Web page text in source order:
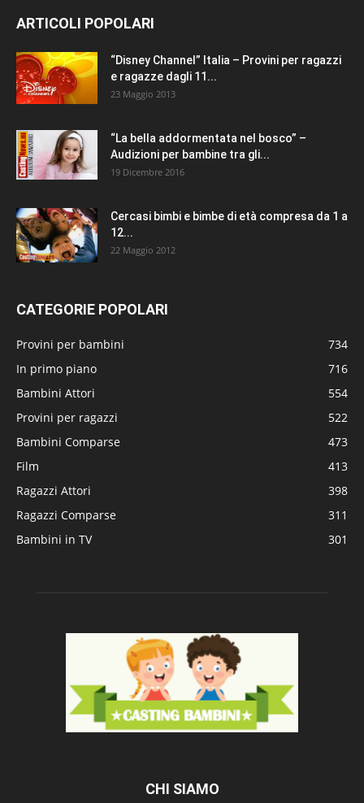
ARTICOLI POPOLARI
“Disney Channel” Italia – Provini per ragazzi
e ragazze dagli 11...
23 Maggio 2013
“La bella addormentata nel bosco” –
Audizioni per bambine tra gli...
19 Dicembre 2016
Cercasi bimbi e bimbe di età compresa da 1 a
12...
22 Maggio 2012
CATEGORIE POPOLARI
Provini per bambini
734
In primo piano
716
Bambini Attori
554
Provini per ragazzi
522
Bambini Comparse
473
Film
413
Ragazzi Attori
398
Ragazzi Comparse
311
Bambini in TV
301
CHI SIAMO